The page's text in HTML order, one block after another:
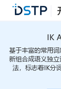
IK
基于丰富的常用
新组合成语义独
法，标志着IK分